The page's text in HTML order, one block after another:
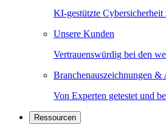
KI-gestützte Cybersicherheit
Unsere Kunden
Vertrauenswürdig bei den
Branchenauszeichnungen &
Von Experten getestet und
Ressourcen